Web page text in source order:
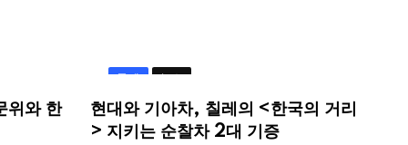
위와 한
국제 뉴스
현대와 기아차, 칠레의 <한국의 거리
> 지키는 순찰차 2대 기증